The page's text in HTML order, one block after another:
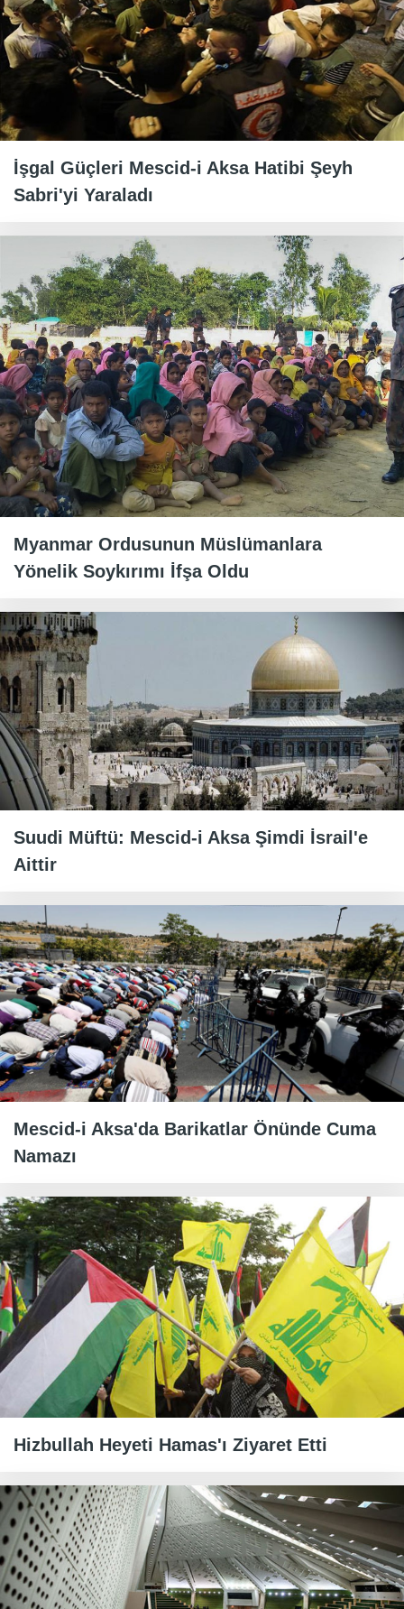
İşgal Güçleri Mescid-i Aksa Hatibi Şeyh
Sabri'yi Yaraladı
Myanmar Ordusunun Müslümanlara
Yönelik Soykırımı İfşa Oldu
Suudi Müftü: Mescid-i Aksa Şimdi İsrail'e
Aittir
Mescid-i Aksa'da Barikatlar Önünde Cuma
Namazı
Hizbullah Heyeti Hamas'ı Ziyaret Etti